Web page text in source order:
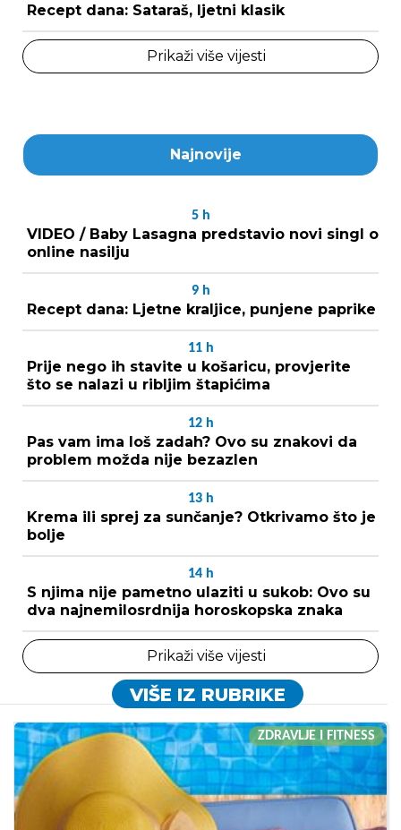
Recept dana: Sataraš, ljetni klasik
Prikaži više vijesti
Najnovije
5 h
VIDEO / Baby Lasagna predstavio novi singl o
online nasilju
9 h
Recept dana: Ljetne kraljice, punjene paprike
11 h
Prije nego ih stavite u košaricu, provjerite
što se nalazi u ribljim štapićima
12 h
Pas vam ima loš zadah? Ovo su znakovi da
problem možda nije bezazlen
13 h
Krema ili sprej za sunčanje? Otkrivamo što je
bolje
14 h
S njima nije pametno ulaziti u sukob: Ovo su
dva najnemilosrdnija horoskopska znaka
Prikaži više vijesti
VIŠE IZ RUBRIKE
ZDRAVLJE I FITNESS